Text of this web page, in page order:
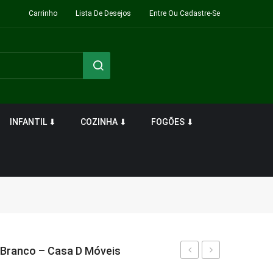
Carrinho Lista De Desejos Entre Ou Cadastre-Se
INFANTIL ⬇ COZINHA ⬇ FOGÕES ⬇
– Casa D Móveis